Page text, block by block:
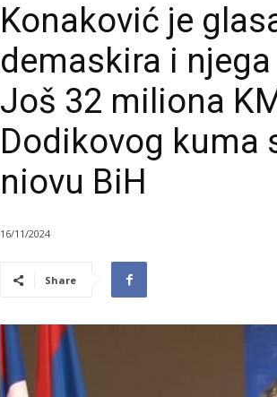
Konaković je
demaskira i
Još 32 miliona
Dodikovog kuma
niovu BiH
16/11/2024
Share